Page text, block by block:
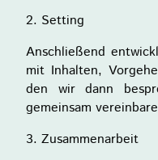
2. Setting
Anschließend
mit Inhalten,
den wir dann
gemeinsam
3. Zusammenarbeit